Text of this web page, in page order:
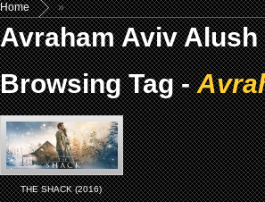
Home »
Avraham Aviv Alush
Browsing Tag -
THE SHACK (2016)